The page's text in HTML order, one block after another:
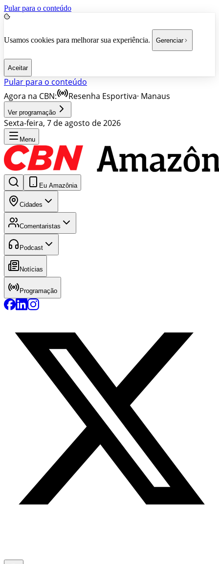
Pular para o conteúdo
Usamos cookies para melhorar sua experiência. Gerenciar
Aceitar
Pular para o conteúdo
Agora na CBN:
Resenha Esportiva· Manaus
Ver programação
Sexta-feira, 7 de agosto de 2026
Menu
Eu Amazônia
Cidades
Comentaristas
Podcast
Notícias
Programação